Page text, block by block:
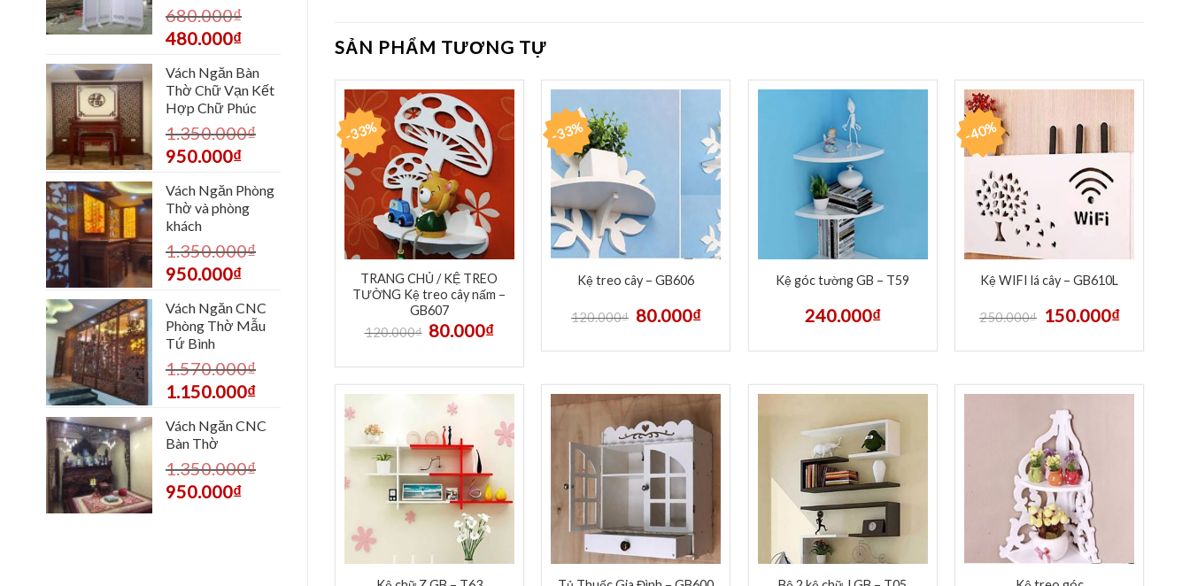
680.000₫
480.000₫
Vách Ngăn Bàn
Thờ Chữ Vạn Kết
Hợp Chữ Phúc
1.350.000₫
950.000₫
Vách Ngăn Phòng
Thờ và phòng
khách
1.350.000₫
950.000₫
Vách Ngăn CNC
Phòng Thờ Mẫu
Tứ Bình
1.570.000₫
1.150.000₫
Vách Ngăn CNC
Bàn Thờ
1.350.000₫
950.000₫
SẢN PHẨM TƯƠNG TỰ
-33%
TRANG CHỦ / KỆ TREO
TƯỜNG Kệ treo cây nấm –
GB607
120.000₫ 80.000₫
-33%
Kệ treo cây – GB606
120.000₫ 80.000₫
Kệ góc tường GB – T59
240.000₫
-40%
Kệ WIFI lá cây – GB610L
250.000₫ 150.000₫